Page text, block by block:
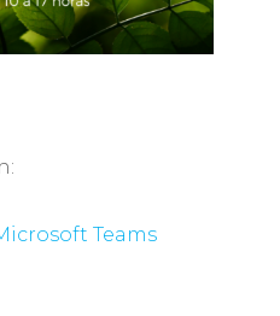
Teams